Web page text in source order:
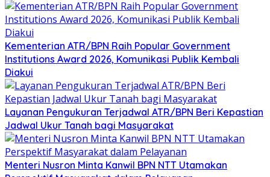
Kementerian ATR/BPN Raih Popular Government
Institutions Award 2026, Komunikasi Publik Kembali
Diakui
Layanan Pengukuran Terjadwal ATR/BPN Beri Kepastian
Jadwal Ukur Tanah bagi Masyarakat
Menteri Nusron Minta Kanwil BPN NTT Utamakan